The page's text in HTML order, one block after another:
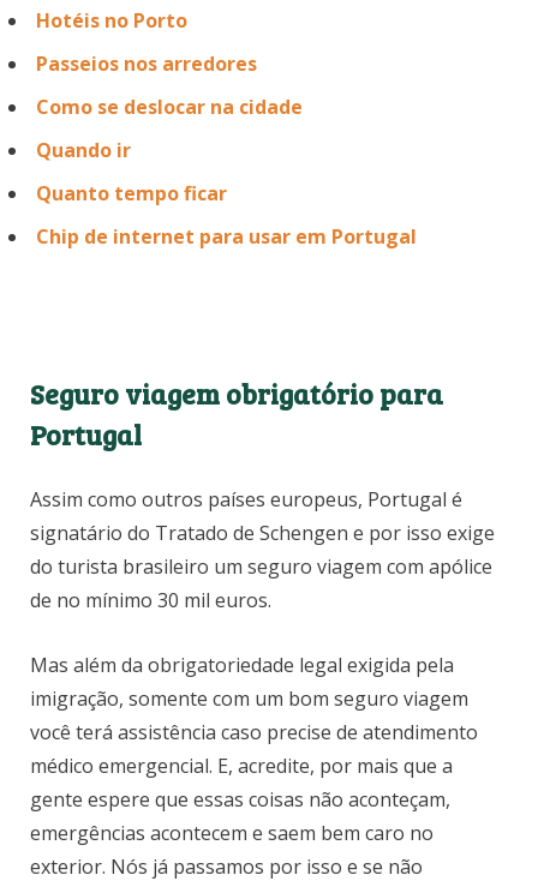
Hotéis no Porto
Passeios nos arredores
Como se deslocar na cidade
Quando ir
Quanto tempo ficar
Chip de internet para usar em Portugal
Seguro viagem obrigatório para
Portugal
Assim como outros países europeus, Portugal é
signatário do Tratado de Schengen e por isso exige
do turista brasileiro um seguro viagem com apólice
de no mínimo 30 mil euros.
Mas além da obrigatoriedade legal exigida pela
imigração, somente com um bom seguro viagem
você terá assistência caso precise de atendimento
médico emergencial. E, acredite, por mais que a
gente espere que essas coisas não aconteçam,
emergências acontecem e saem bem caro no
exterior. Nós já passamos por isso e se não